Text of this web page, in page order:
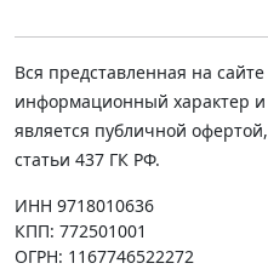
Вся представленная на
информационный характер и
является публичной
статьи 437 ГК РФ.
ИНН 9718010636
КПП: 772501001
ОГРН: 1167746522272